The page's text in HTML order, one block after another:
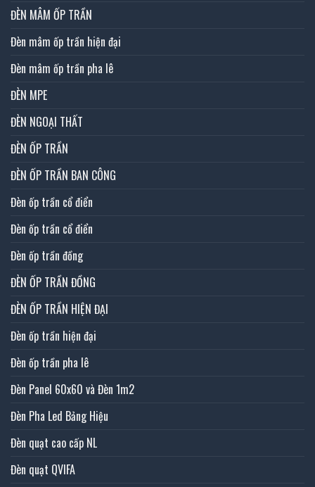
ĐÈN MÂM ỐP TRẦN
Đèn mâm ốp trần hiện đại
Đèn mâm ốp trần pha lê
ĐÈN MPE
ĐÈN NGOẠI THẤT
ĐÈN ỐP TRẦN
ĐÈN ỐP TRẦN BAN CÔNG
Đèn ốp trần cổ điển
Đèn ốp trần cổ điển
Đèn ốp trần đồng
ĐÈN ỐP TRẦN ĐỒNG
ĐÈN ỐP TRẦN HIỆN ĐẠI
Đèn ốp trần hiện đại
Đèn ốp trần pha lê
Đèn Panel 60x60 và Đèn 1m2
Đèn Pha Led Bảng Hiệu
Đèn quạt cao cấp NL
Đèn quạt QVIFA